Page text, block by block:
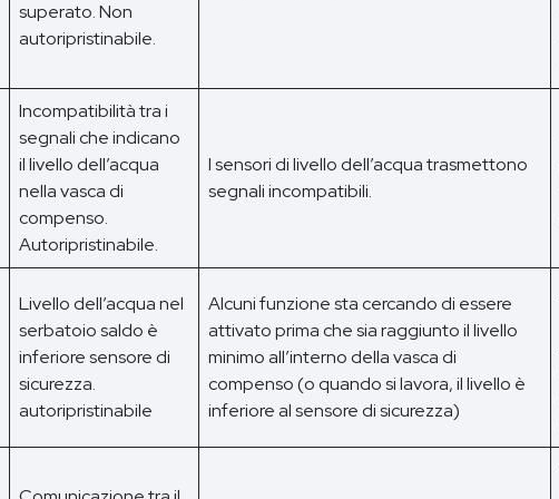
superato. Non
autoripristinabile.
Incompatibilità tra i
segnali che indicano
il livello dell’acqua
nella vasca di
compenso.
Autoripristinabile.
I sensori di livello dell’acqua trasmettono
segnali incompatibili.
Livello dell’acqua nel
serbatoio saldo è
inferiore sensore di
sicurezza.
autoripristinabile
Alcuni funzione sta cercando di essere
attivato prima che sia raggiunto il livello
minimo all’interno della vasca di
compenso (o quando si lavora, il livello è
inferiore al sensore di sicurezza)